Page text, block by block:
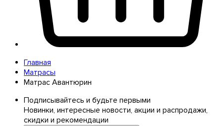
Главная
Матрасы
Матраc Авантюрин
Подписывайтесь и будьте первыми
Новинки, интересные новости, акции и распродажи,
скидки и рекомендации